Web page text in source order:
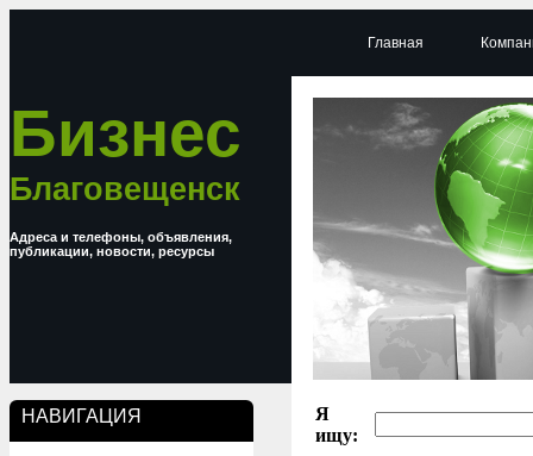
Бизнес
Благовещенск
Адреса и телефоны, объявления,
публикации, новости, ресурсы
НАВИГАЦИЯ
Главная
Я
ищу: